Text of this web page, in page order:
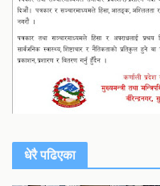
धेरै पढिएका